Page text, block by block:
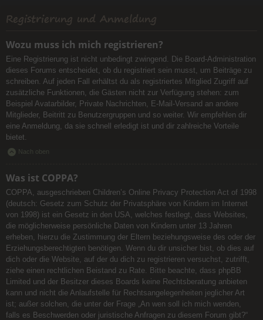
Registrierung und Anmeldung
Wozu muss ich mich registrieren?
Eine Registrierung ist nicht unbedingt zwingend. Die Board-Administration
dieses Forums entscheidet, ob du registriert sein musst, um Beiträge zu
schreiben. Auf jeden Fall erhältst du als registriertes Mitglied Zugriff auf
zusätzliche Funktionen, die Gästen nicht zur Verfügung stehen: zum
Beispiel Avatarbilder, Private Nachrichten, E-Mail-Versand an andere
Mitglieder, Beitritt zu Benutzergruppen und so weiter. Wir empfehlen dir
eine Anmeldung, da sie schnell erledigt ist und dir zahlreiche Vorteile
bietet.
Nach oben
Was ist COPPA?
COPPA, ausgeschrieben Children’s Online Privacy Protection Act of 1998
(deutsch: Gesetz zum Schutz der Privatsphäre von Kindern im Internet
von 1998) ist ein Gesetz in den USA, welches festlegt, dass Websites,
die möglicherweise persönliche Daten von Kindern unter 13 Jahren
erheben, hierzu die Zustimmung der Eltern beziehungsweise des oder der
Erziehungsberechtigten benötigen. Wenn du dir unsicher bist, ob dies auf
dich oder die Website, auf der du dich zu registrieren versuchst, zutrifft,
ziehe einen rechtlichen Beistand zu Rate. Bitte beachte, dass phpBB
Limited und der Besitzer dieses Boards keine Rechtsberatung anbieten
kann und nicht die Anlaufstelle für Rechtsangelegenheiten jeglicher Art
ist; außer solchen, die unter der Frage „An wen soll ich mich wenden,
falls es Beschwerden oder juristische Anfragen zu diesem Forum gibt?“